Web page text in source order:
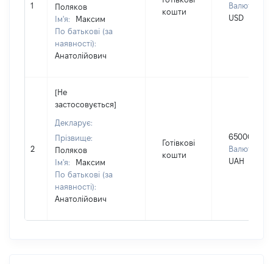
1
Поляков
Ім'я:
Максим
По батькові (за
наявності):
Анатолійович
кошти
Валюта:
USD
2
[Не
застосовується]
Декларує:
Прізвище:
Поляков
Ім'я:
Максим
По батькові (за
наявності):
Анатолійович
Готівкові
кошти
650000
Валюта:
UAH